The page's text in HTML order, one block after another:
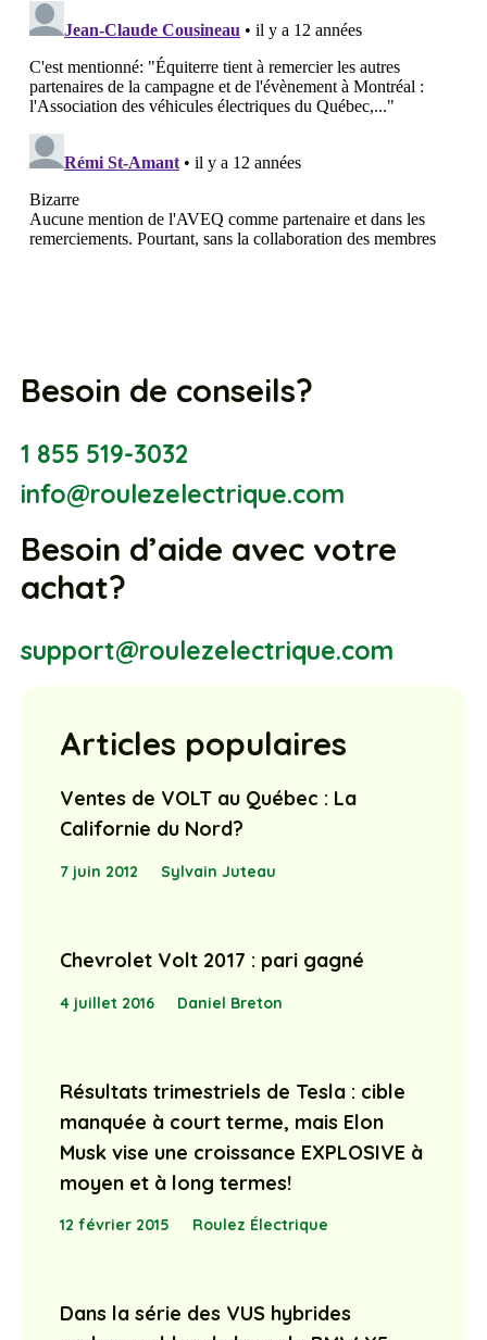
Besoin de conseils?
1 855 519-3032
info@roulezelectrique.com
Besoin d’aide avec votre
achat?
support@roulezelectrique.com
Articles populaires
Ventes de VOLT au Québec : La
Californie du Nord?
7 juin 2012 Sylvain Juteau
Chevrolet Volt 2017 : pari gagné
4 juillet 2016 Daniel Breton
Résultats trimestriels de Tesla : cible
manquée à court terme, mais Elon
Musk vise une croissance EXPLOSIVE à
moyen et à long termes!
12 février 2015 Roulez Électrique
Dans la série des VUS hybrides